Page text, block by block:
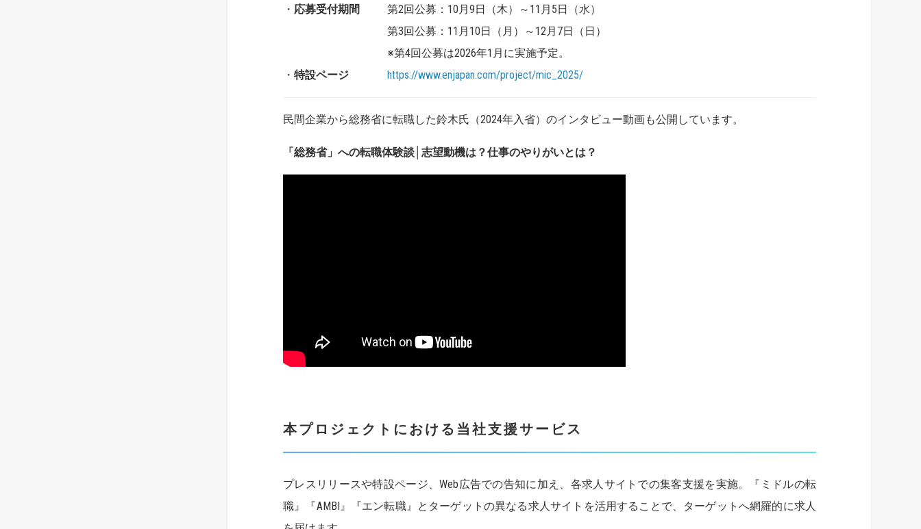
・ 応募受付期間 第2回公募：10月9日（木）～11月5日（水）
第3回公募：11月10日（月）～12月7日（日）
※第4回公募は2026年1月に実施予定。
・ 特設ページ https://www.enjapan.com/project/mic_2025/
民間企業から総務省に転職した鈴木氏（2024年入省）のインタビュー動画も公開しています。
「総務省」への転職体験談│志望動機は？仕事のやりがいとは？
本プロジェクトにおける当社支援サービス
プレスリリースや特設ページ、Web広告での告知に加え、各求人サイトでの集客支援を実施。『ミドルの転
職』『AMBI』『エン転職』とターゲットの異なる求人サイトを活用することで、ターゲットへ網羅的に求人